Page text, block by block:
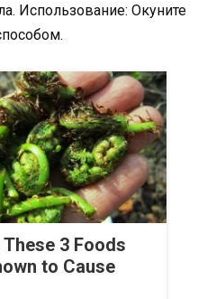
Использование: Окуните
3 Foods
to Cause